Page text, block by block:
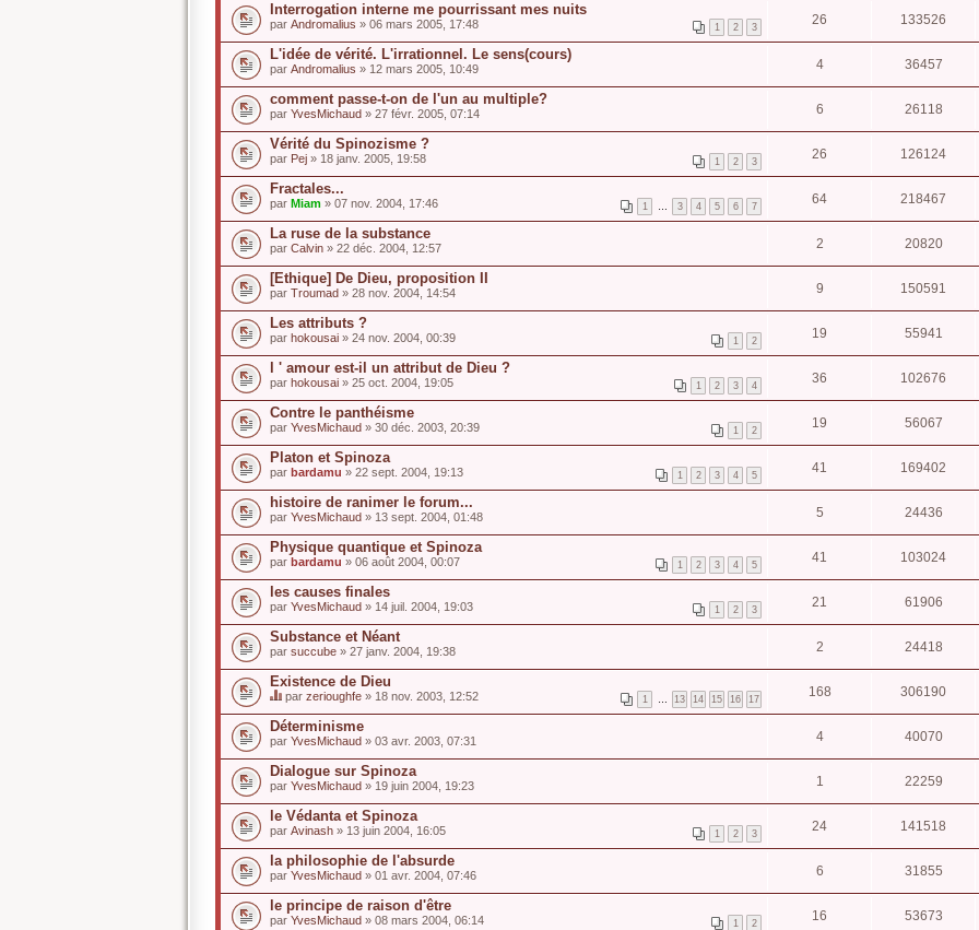
Interrogation interne me pourrissant mes nuits
1 2 3
par Andromalius » 06 mars 2005, 17:48 26 133526
L'idée de vérité. L'irrationnel. Le sens(cours)
par Andromalius » 12 mars 2005, 10:49 4 36457
comment passe-t-on de l'un au multiple?
par YvesMichaud » 27 févr. 2005, 07:14 6 26118
Vérité du Spinozisme ?
1 2 3
par Pej » 18 janv. 2005, 19:58 26 126124
Fractales...
1 … 3 4 5 6 7
par Miam » 07 nov. 2004, 17:46 64 218467
La ruse de la substance
par Calvin » 22 déc. 2004, 12:57 2 20820
[Ethique] De Dieu, proposition II
par Troumad » 28 nov. 2004, 14:54 9 150591
Les attributs ?
1 2
par hokousai » 24 nov. 2004, 00:39 19 55941
l ' amour est-il un attribut de Dieu ?
1 2 3 4
par hokousai » 25 oct. 2004, 19:05 36 102676
Contre le panthéisme
1 2
par YvesMichaud » 30 déc. 2003, 20:39 19 56067
Platon et Spinoza
1 2 3 4 5
par bardamu » 22 sept. 2004, 19:13 41 169402
histoire de ranimer le forum...
par YvesMichaud » 13 sept. 2004, 01:48 5 24436
Physique quantique et Spinoza
1 2 3 4 5
par bardamu » 06 août 2004, 00:07 41 103024
les causes finales
1 2 3
par YvesMichaud » 14 juil. 2004, 19:03 21 61906
Substance et Néant
par succube » 27 janv. 2004, 19:38 2 24418
Existence de Dieu
1 … 13 14 15 16 17
C
e
s
u
j
e
t
u
s
o
n
d
a
g
e
par zerioughfe » 18 nov. 2003, 12:52 168 306190
Déterminisme
par YvesMichaud » 03 avr. 2003, 07:31 4 40070
Dialogue sur Spinoza
par YvesMichaud » 19 juin 2004, 19:23 1 22259
le Védanta et Spinoza
1 2 3
par Avinash » 13 juin 2004, 16:05 24 141518
la philosophie de l'absurde
par YvesMichaud » 01 avr. 2004, 07:46 6 31855
le principe de raison d'être
1 2
par YvesMichaud » 08 mars 2004, 06:14 16 53673